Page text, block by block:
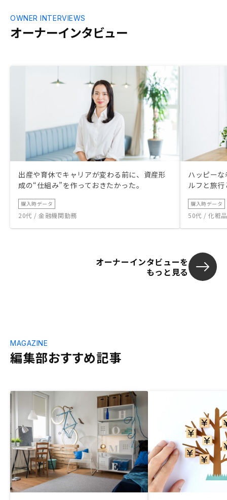
オーナーインタビュー
OWNER INTERVIEWS
出産や育休でキャリアが変わる前に、資産形
成の“仕組み”を作っておきたかった。
購入時データ
20代 / 金融機関勤務
ハッピー
ルフと旅
購入時データ
50代 / 化粧
オーナーインタビューを
もっと見る
編集部おすすめ記事
MAGAZINE